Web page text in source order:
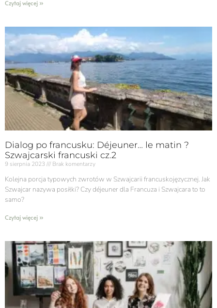
Czytaj więcej »
Dialog po francusku: Déjeuner… le matin ?
Szwajcarski francuski cz.2
9 sierpnia 2023 Brak komentarzy
Kolejna porcja typowych zwrotów w Szwajcarii francuskojęzycznej. Jak
Szwajcar nazywa posiłki? Czy déjeuner dla Francuza i Szwajcara to to
samo?
Czytaj więcej »